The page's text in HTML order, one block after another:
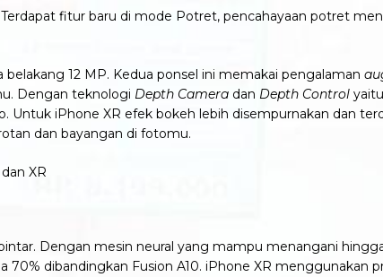
fitur baru di mode Potret, pencahayaan potret
12 MP. Kedua ponsel ini memakai pengalaman
Dengan teknologi Depth Camera dan Depth Control
Untuk iPhone XR efek bokeh lebih disempurnakan dan
dan bayangan di fotomu.
Dengan mesin neural yang mampu menangani
dibandingkan Fusion A10. iPhone XR menggunakan